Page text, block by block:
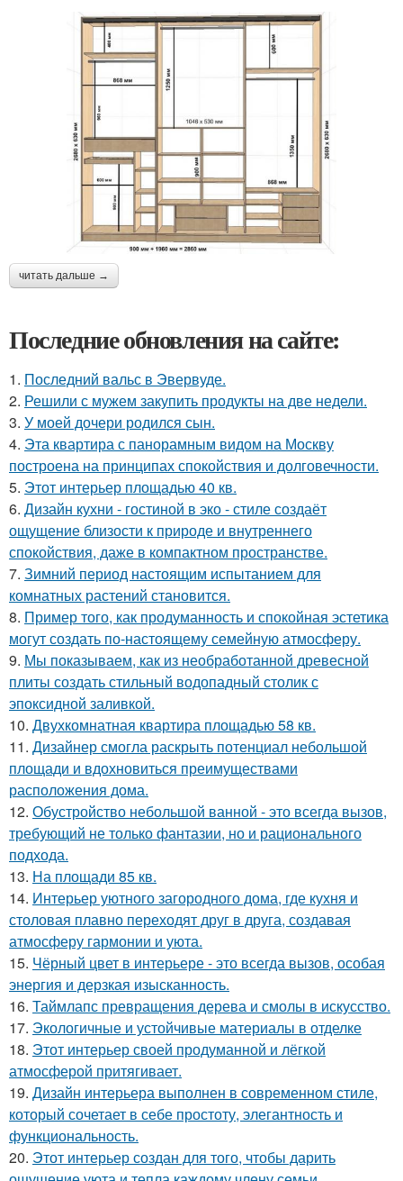
читать дальше →
Последние обновления на сайте:
1. Последний вальс в Эвервуде.
2. Решили с мужем закупить продукты на две недели.
3. У моей дочери родился сын.
4. Эта квартира с панорамным видом на Москву
построена на принципах спокойствия и долговечности.
5. Этот интерьер площадью 40 кв.
6. Дизайн кухни - гостиной в эко - стиле создаёт
ощущение близости к природе и внутреннего
спокойствия, даже в компактном пространстве.
7. Зимний период настоящим испытанием для
комнатных растений становится.
8. Пример того, как продуманность и спокойная эстетика
могут создать по-настоящему семейную атмосферу.
9. Мы показываем, как из необработанной древесной
плиты создать стильный водопадный столик с
эпоксидной заливкой.
10. Двухкомнатная квартира площадью 58 кв.
11. Дизайнер смогла раскрыть потенциал небольшой
площади и вдохновиться преимуществами
расположения дома.
12. Обустройство небольшой ванной - это всегда вызов,
требующий не только фантазии, но и рационального
подхода.
13. На площади 85 кв.
14. Интерьер уютного загородного дома, где кухня и
столовая плавно переходят друг в друга, создавая
атмосферу гармонии и уюта.
15. Чёрный цвет в интерьере - это всегда вызов, особая
энергия и дерзкая изысканность.
16. Таймлапс превращения дерева и смолы в искусство.
17. Экологичные и устойчивые материалы в отделке
18. Этот интерьер своей продуманной и лёгкой
атмосферой притягивает.
19. Дизайн интерьера выполнен в современном стиле,
который сочетает в себе простоту, элегантность и
функциональность.
20. Этот интерьер создан для того, чтобы дарить